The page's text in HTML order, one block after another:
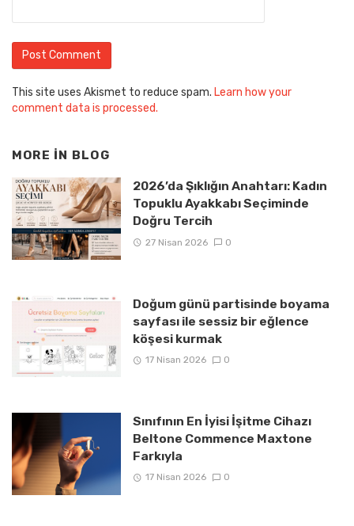
This site uses Akismet to reduce spam. Learn how your
comment data is processed.
MORE IN BLOG
2026’da Şıklığın Anahtarı: Kadın
Topuklu Ayakkabı Seçiminde
Doğru Tercih
27 Nisan 2026 0
Doğum günü partisinde boyama
sayfası ile sessiz bir eğlence
köşesi kurmak
17 Nisan 2026 0
Sınıfının En İyisi İşitme Cihazı
Beltone Commence Maxtone
Farkıyla
17 Nisan 2026 0